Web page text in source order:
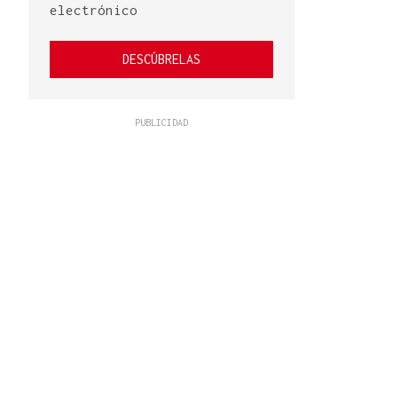
electrónico
DESCÚBRELAS